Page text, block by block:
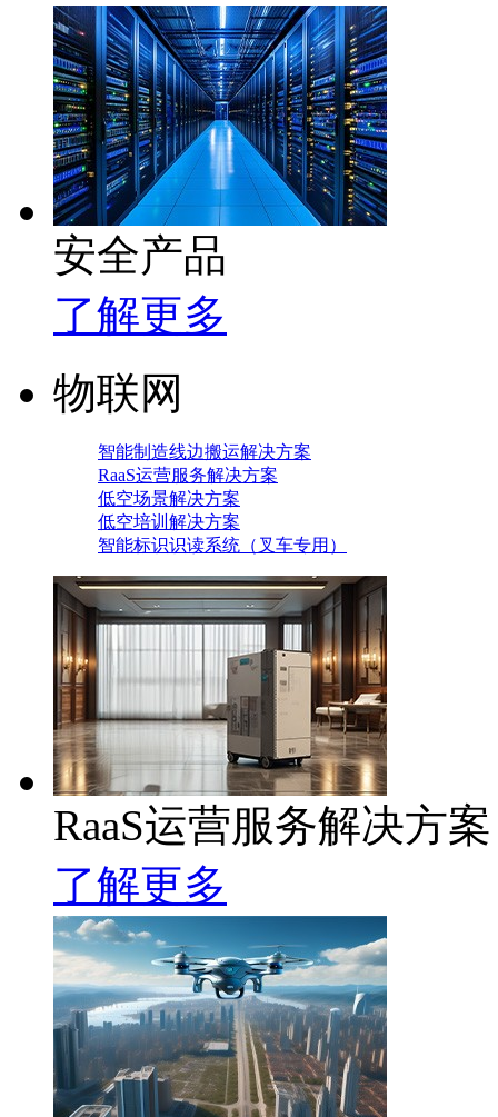
安全产品
了解更多
物联网
智能制造线边搬运解决方案
RaaS运营服务解决方案
低空场景解决方案
低空培训解决方案
智能标识识读系统（叉车专用）
RaaS运营服务解决方案
了解更多